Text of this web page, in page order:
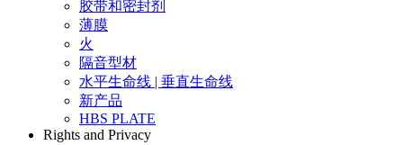
胶带和密封剂
薄膜
火
隔音型材
水平生命线 | 垂直生命线
新产品
HBS PLATE
Rights and Privacy